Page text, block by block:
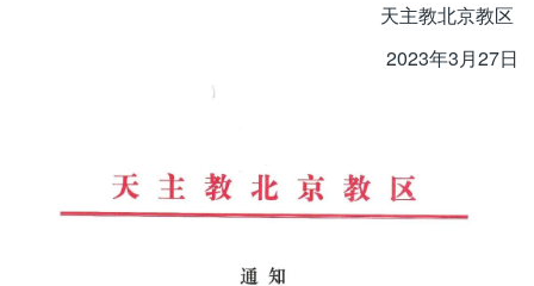
天主教北京教区
2023年3月27日